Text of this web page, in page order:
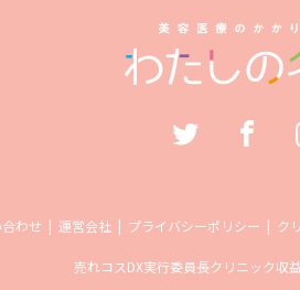
わせ 運営会社 プライバシーポリシー ク
売れコスDX実行委員長クリニック収